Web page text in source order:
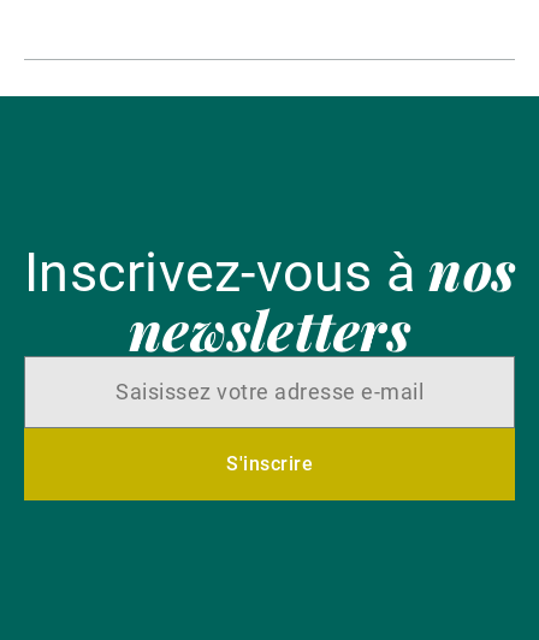
Inscrivez-vous ànos
newsletters
S'inscrire